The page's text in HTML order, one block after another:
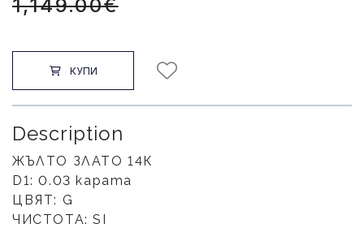
1,149.00€
КУПИ
Description
ЖЪЛТО ЗЛАТО 14К
D1: 0.03 карата
ЦВЯТ: G
ЧИСТОТА: SI